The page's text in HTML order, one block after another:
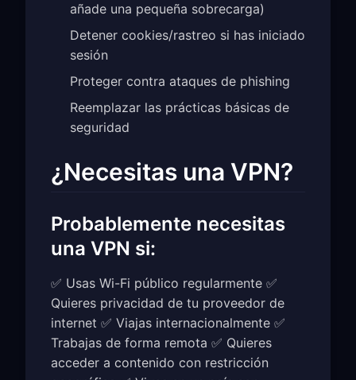
añade una pequeña sobrecarga)
Detener cookies/rastreo si has iniciado
sesión
Proteger contra ataques de phishing
Reemplazar las prácticas básicas de
seguridad
¿Necesitas una VPN?
Probablemente necesitas
una VPN si:
✅ Usas Wi-Fi público regularmente ✅
Quieres privacidad de tu proveedor de
internet ✅ Viajas internacionalmente ✅
Trabajas de forma remota ✅ Quieres
acceder a contenido con restricción